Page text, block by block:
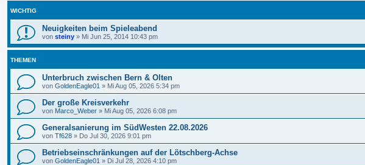
WICHTIG
Neuigkeiten beim Spieleabend
von steiny » Mi Jun 25, 2014 10:43 pm
THEMEN
Unterbruch zwischen Bern & Olten
von GoldenEagle01 » Mi Aug 05, 2026 5:34 pm
Der große Kreisverkehr
von Marco_Weber » Mi Aug 05, 2026 6:08 pm
Generalsanierung im SüdWesten 22.08.2026
von Tf628 » Do Jul 30, 2026 9:01 pm
Betriebseinschränkungen auf der Lötschberg-Achse
von GoldenEagle01 » Di Jul 28, 2026 4:10 pm